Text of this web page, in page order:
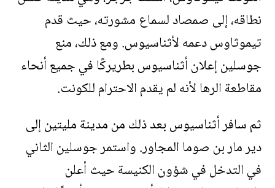
نطاقه، إلى صمصاد لسماع مشورته، حيث قدم
تيموثاوس دعمه لأثناسيوس. ومع ذلك، منع
جوسلين إعلان أثناسيوس بطريركًا في جميع أنحاء
مقاطعة الرها لأنه لم يقدم الاحترام للكونت.
ثم سافر أثناسيوس بعد ذلك من مدينة مليتين إلى
دير مار بن صوما المجاور. واستمر جوسلين الثاني
في التدخل في شؤون الكنيسة حيث أعلن